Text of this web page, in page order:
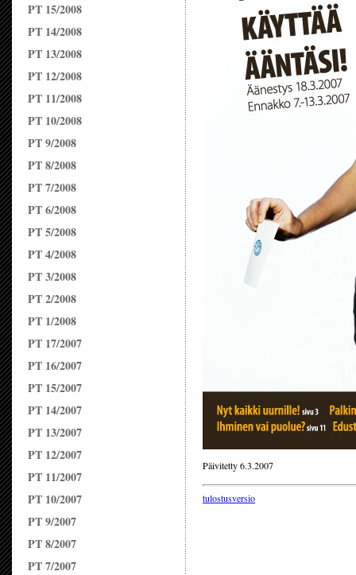
PT 15/2008
PT 14/2008
PT 13/2008
PT 12/2008
PT 11/2008
PT 10/2008
PT 9/2008
PT 8/2008
PT 7/2008
PT 6/2008
PT 5/2008
PT 4/2008
PT 3/2008
PT 2/2008
PT 1/2008
PT 17/2007
PT 16/2007
PT 15/2007
PT 14/2007
PT 13/2007
PT 12/2007
PT 11/2007
PT 10/2007
PT 9/2007
PT 8/2007
PT 7/2007
Päivitetty 6.3.2007
tulostusversio